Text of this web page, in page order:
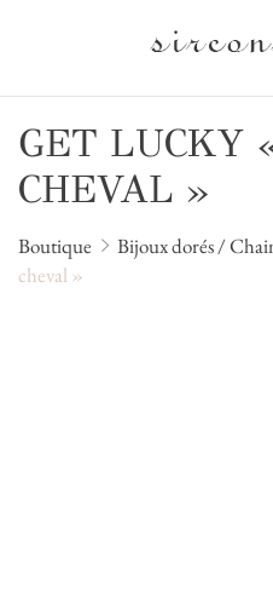
GET LUCKY
CHEVAL »
Boutique Bijoux dorés /
cheval »